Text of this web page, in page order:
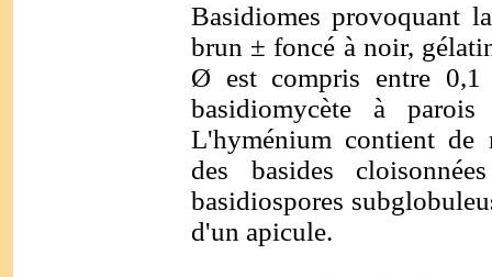
Basidiomes provoquant
brun ± foncé à noir,
Ø est compris entre
basidiomycète à
L'hyménium contient de
des basides
basidiospores
d'un apicule.